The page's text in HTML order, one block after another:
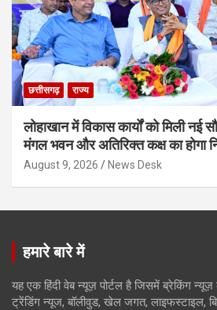
छत्तीसगढ़ राज्य
लोहाखान में विकास कार्यों को मिली नई
मंगल भवन और अतिरिक्त कक्ष का होगा
August 9, 2026 News Desk
हमारे बारे में
यह एक हिंदी वेब न्यूज़ पोर्टल है जिसमें ब्रेकिंग न्यूज़
ट्रेंडिंग न्यूज, बॉलीवुड, खेल जगत, लाइफस्टाइल,